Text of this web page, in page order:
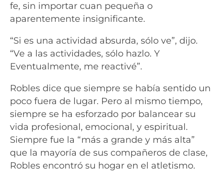
fe, sin importar cuan pequeña o
aparentemente insignificante.
“Si es una actividad absurda, sólo ve”, dijo.
“Ve a las actividades, sólo hazlo. Y
Eventualmente, me reactivé”.
Robles dice que siempre se había sentido un
poco fuera de lugar. Pero al mismo tiempo,
siempre se ha esforzado por balancear su
vida profesional, emocional, y espiritual.
Siempre fue la “más a grande y más alta”
que la mayoría de sus compañeros de clase,
Robles encontró su hogar en el atletismo.